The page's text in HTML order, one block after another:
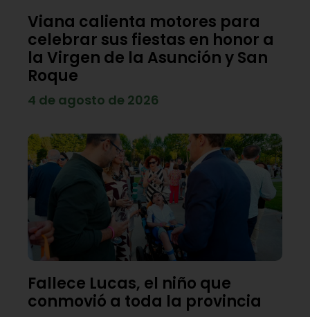
Viana calienta motores para
celebrar sus fiestas en honor a
la Virgen de la Asunción y San
Roque
4 de agosto de 2026
Fallece Lucas, el niño que
conmovió a toda la provincia